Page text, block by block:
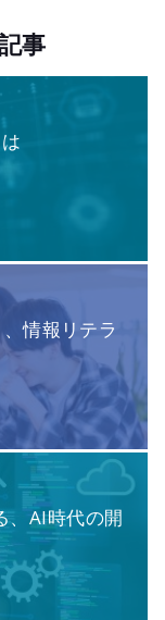
事
情報リテラ
、AI時代の開